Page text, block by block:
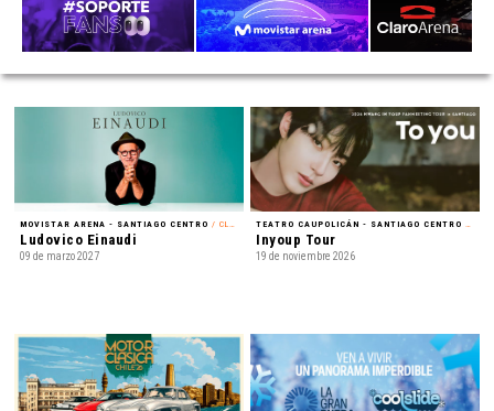
MOVISTAR ARENA - SANTIAGO CENTRO / CLÁSICA
Ludovico Einaudi
09 de marzo 2027
TEATRO CAUPOLICÁN - SANTIAGO CENTRO
Inyoup Tour
19 de noviembre 2026